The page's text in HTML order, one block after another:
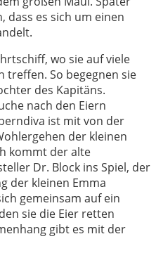
dass es sich um einen
wo sie auf viele
treffen. So begegnen sie
des Kapitäns.
nach den Eiern
ist mit von der
der kleinen
kommt der alte
Dr. Block ins Spiel, der
der kleinen Emma
gemeinsam auf ein
sie die Eier retten
gibt es mit der